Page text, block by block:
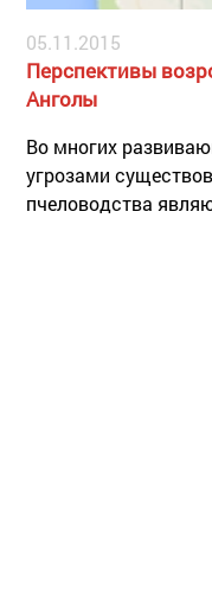
05.11.2015
Перспективы
Анголы
Во многих
угрозами
пчеловодства